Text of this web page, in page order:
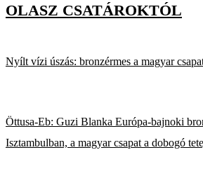
OLASZ CSATÁROKTÓL
Nyílt vízi úszás: bronzérmes a magyar
Öttusa-Eb: Guzi Blanka Európa-bajnoki
Isztambulban, a magyar csapat a dobogó